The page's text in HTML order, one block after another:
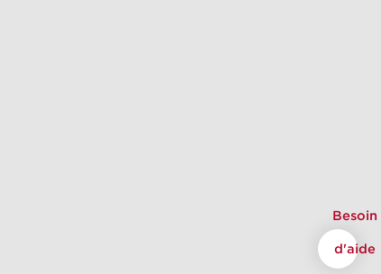
Besoin
d'aide